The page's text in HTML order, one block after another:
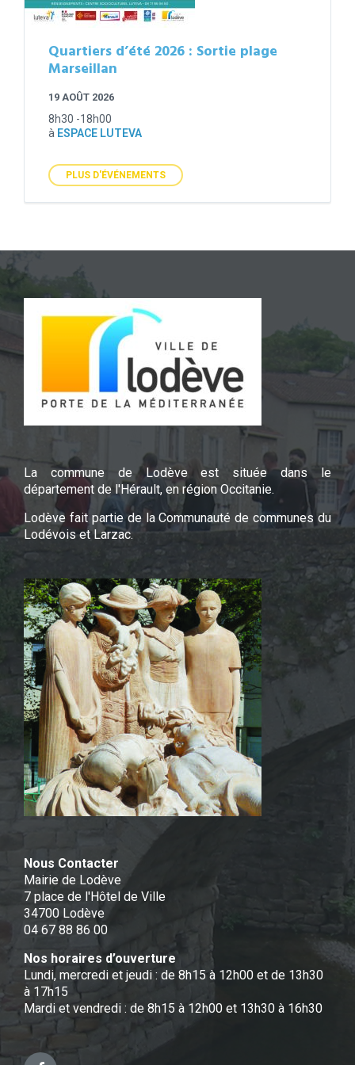
Quartiers d’été 2026 : Sortie plage
Marseillan
19 AOÛT 2026
8h30 -18h00
à ESPACE LUTEVA
PLUS D'ÉVÉNEMENTS
La commune de Lodève est située dans le
département de l'Hérault, en région Occitanie.
Lodève fait partie de la Communauté de communes du
Lodévois et Larzac.
Nous Contacter
Mairie de Lodève
7 place de l'Hôtel de Ville
34700 Lodève
04 67 88 86 00
Nos horaires d’ouverture
Lundi, mercredi et jeudi : de 8h15 à 12h00 et de 13h30
à 17h15
Mardi et vendredi : de 8h15 à 12h00 et 13h30 à 16h30